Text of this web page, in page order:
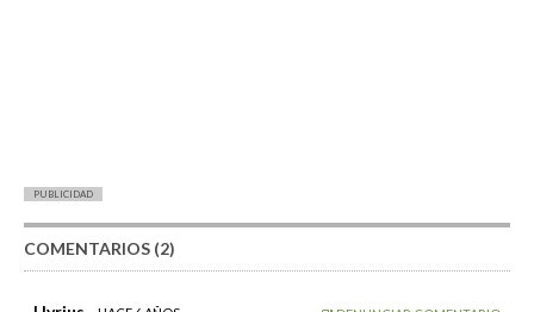
PUBLICIDAD
COMENTARIOS (2)